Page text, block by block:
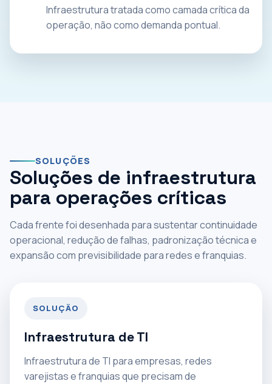
Infraestrutura tratada como camada crítica da
operação, não como demanda pontual.
SOLUÇÕES
Soluções de infraestrutura
para operações críticas
Cada frente foi desenhada para sustentar continuidade
operacional, redução de falhas, padronização técnica e
expansão com previsibilidade para redes e franquias.
SOLUÇÃO
Infraestrutura de TI
Infraestrutura de TI para empresas, redes
varejistas e franquias que precisam de